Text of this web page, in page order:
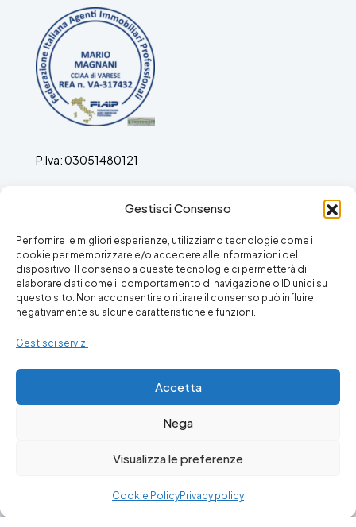
Gestisci Consenso
Per fornire le migliori esperienze, utilizziamo tecnologie come i
cookie per memorizzare e/o accedere alle informazioni del
dispositivo. Il consenso a queste tecnologie ci permetterà di
elaborare dati come il comportamento di navigazione o ID unici su
questo sito. Non acconsentire o ritirare il consenso può influire
negativamente su alcune caratteristiche e funzioni.
Gestisci servizi
Accetta
Nega
Visualizza le preferenze
Cookie PolicyPrivacy policy
P.Iva: 03051480121
Facebook Instagram